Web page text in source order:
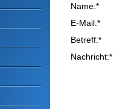
Pflichtfeld
Name:*
Pflichtfeld
E-Mail:*
Pflichtfeld
Betreff:*
Pflichtfeld
Nachricht:*